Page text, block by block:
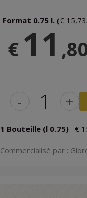
Format 0.75 l. (€
€ 11
- +
1 Bouteille (l 0.75) €
Commercialisé par :